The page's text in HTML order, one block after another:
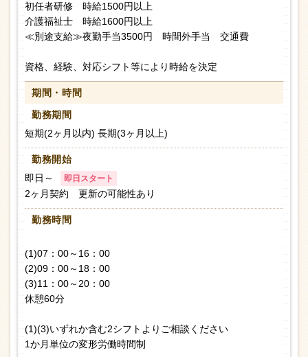
初任者研修 時給1500円以上
介護福祉士 時給1600円以上
≪別途支給≫夜勤手当3500円 時間外手当 交通費
資格、経験、対応シフト等により時給を決定
期間・時間
勤務期間
短期(2ヶ月以内) 長期(3ヶ月以上)
勤務開始
即日～
即日スタート
2ヶ月契約 更新の可能性あり
勤務時間
(1)07：00～16：00
(2)09：00～18：00
(3)11：00～20：00
休憩60分
(1)(3)いずれか含む2シフトよりご相談ください
1か月単位の変形労働時間制